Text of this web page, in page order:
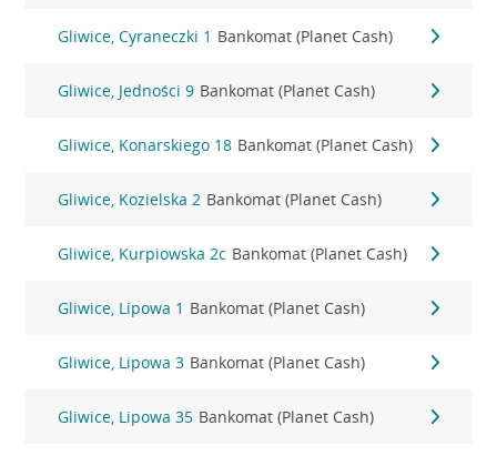
Gliwice, Cyraneczki 1 Bankomat (Planet Cash)
Gliwice, Jedności 9 Bankomat (Planet Cash)
Gliwice, Konarskiego 18 Bankomat (Planet Cash)
Gliwice, Kozielska 2 Bankomat (Planet Cash)
Gliwice, Kurpiowska 2c Bankomat (Planet Cash)
Gliwice, Lipowa 1 Bankomat (Planet Cash)
Gliwice, Lipowa 3 Bankomat (Planet Cash)
Gliwice, Lipowa 35 Bankomat (Planet Cash)